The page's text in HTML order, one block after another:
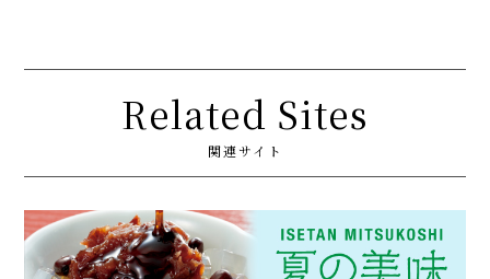
Related Sites
関連サイト